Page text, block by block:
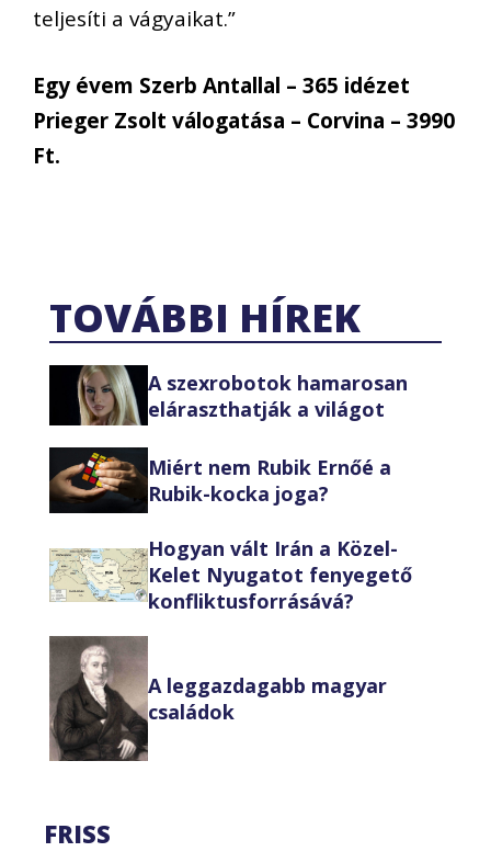
teljesíti a vágyaikat.”
Egy évem Szerb Antallal – 365 idézet
Prieger Zsolt válogatása – Corvina – 3990
Ft.
TOVÁBBI HÍREK
A szexrobotok hamarosan
eláraszthatják a világot
Miért nem Rubik Ernőé a
Rubik-kocka joga?
Hogyan vált Irán a Közel-
Kelet Nyugatot fenyegető
konfliktusforrásává?
A leggazdagabb magyar
családok
FRISS